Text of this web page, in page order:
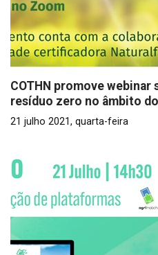
COTHN promove
resíduo zero no âmbito
21 julho 2021, quarta-feira